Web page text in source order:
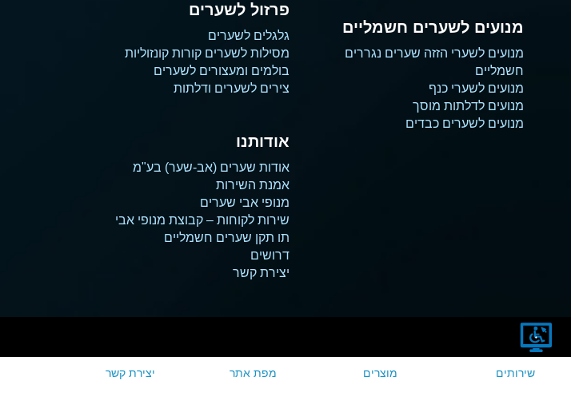
מנועים לשערים חשמליים
מנועים לשערי הזזה שערים נגררים
חשמליים
מנועים לשערי כנף
מנועים לדלתות מוסך
מנועים לשערים כבדים
פרזול לשערים
גלגלים לשערים
מסילות לשערים קורות קונזוליות
בולמים ומעצורים לשערים
צירים לשערים ודלתות
אודותנו
אודות שערים (אב-שער) בע"מ
אמנת השירות
מנופי אבי שערים
שירות לקוחות – קבוצת מנופי אבי
תו תקן שערים חשמליים
דרושים
יצירת קשר
שירותים מוצרים מפת אתר יצירת קשר